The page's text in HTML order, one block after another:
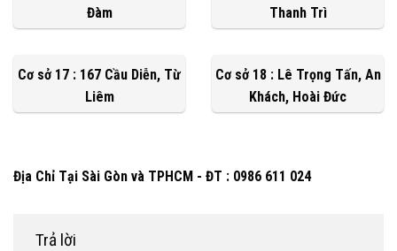
Đàm
Thanh Trì
Cơ sở 17 : 167 Cầu Diễn, Từ
Liêm
Cơ sở 18 : Lê Trọng Tấn, An
Khách, Hoài Đức
Địa Chỉ Tại Sài Gòn và TPHCM - ĐT : 0986 611 024
Trả lời